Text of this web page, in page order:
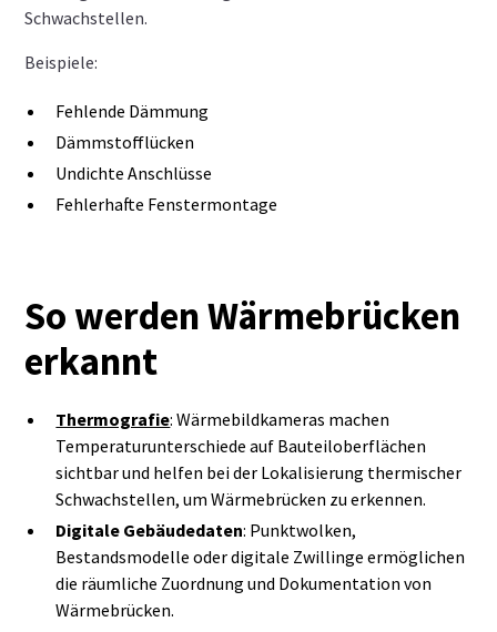
Schwachstellen.
Beispiele:
Fehlende Dämmung
Dämmstofflücken
Undichte Anschlüsse
Fehlerhafte Fenstermontage
So werden Wärmebrücken
erkannt
Thermografie: Wärmebildkameras machen
Temperaturunterschiede auf Bauteiloberflächen
sichtbar und helfen bei der Lokalisierung thermischer
Schwachstellen, um Wärmebrücken zu erkennen.
Digitale Gebäudedaten: Punktwolken,
Bestandsmodelle oder digitale Zwillinge ermöglichen
die räumliche Zuordnung und Dokumentation von
Wärmebrücken.